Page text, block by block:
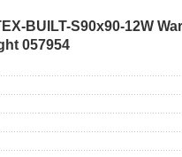
BUILT-S90x90-12W
057954